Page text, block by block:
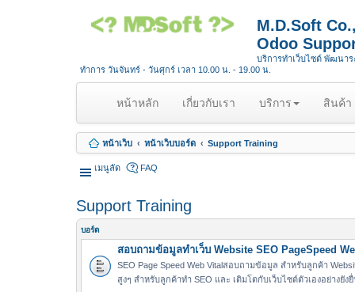
M.D.Soft
Odoo
บริการทำเว็บไซต์ พัฒนาร
ทำการ วันจันทร์ - วันศุกร์ เวลา 10.00 น. - 19.00 น.
หน้าหลัก(
u
r
n
t
เกี่ยวกับเรา บริการ สินค้า
หน้าเว็บ หน้าเว็บบอร์ด Support Training
เมนูลัด FAQ
Support Training
บอร์ด
สอบถามข้อมูลทำเว็บ Website SEO PageSpeed
SEO Page Speed Web Vitalสอบถามข้อมูล สำหรับลูกค้า
สูงๆ สำหรับลูกค้าทำ SEO และ เติมโตกับเว็บไซต์ตัวเองอย่างยัง